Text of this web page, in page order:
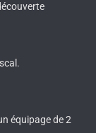
équipage de 2